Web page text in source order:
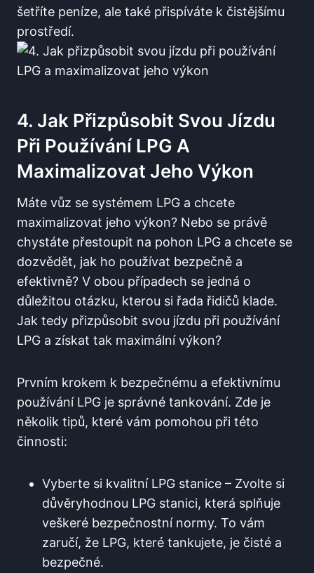
šetříte peníze, ⁤ale také přispíváte k čistějšímu‍
prostředí.
4. Jak Přizpůsobit Svou Jízdu
Při⁢ Používání LPG⁤ A‌
Maximalizovat Jeho ‍výkon
Máte vůz se systémem LPG a chcete
maximalizovat ‌jeho výkon? Nebo se právě
chystáte přestoupit na pohon LPG a chcete ⁢se
dozvědět, jak ho používat bezpečně a
efektivně? V obou případech se jedná o
důležitou otázku, kterou si řada řidičů ⁣klade.
Jak tedy přizpůsobit svou jízdu při používání
LPG a získat tak maximální výkon?
Prvním krokem k bezpečnému a⁤ efektivnímu
používání LPG je správné ⁢tankování. Zde je
několik tipů, které vám pomohou při této
činnosti:
Vyberte si kvalitní LPG stanice – Zvolte si
důvěryhodnou LPG⁢ stanici, která splňuje
veškeré bezpečnostní normy. To vám
⁤zaručí, že‍ LPG, které tankujete, je čisté a
bezpečné.